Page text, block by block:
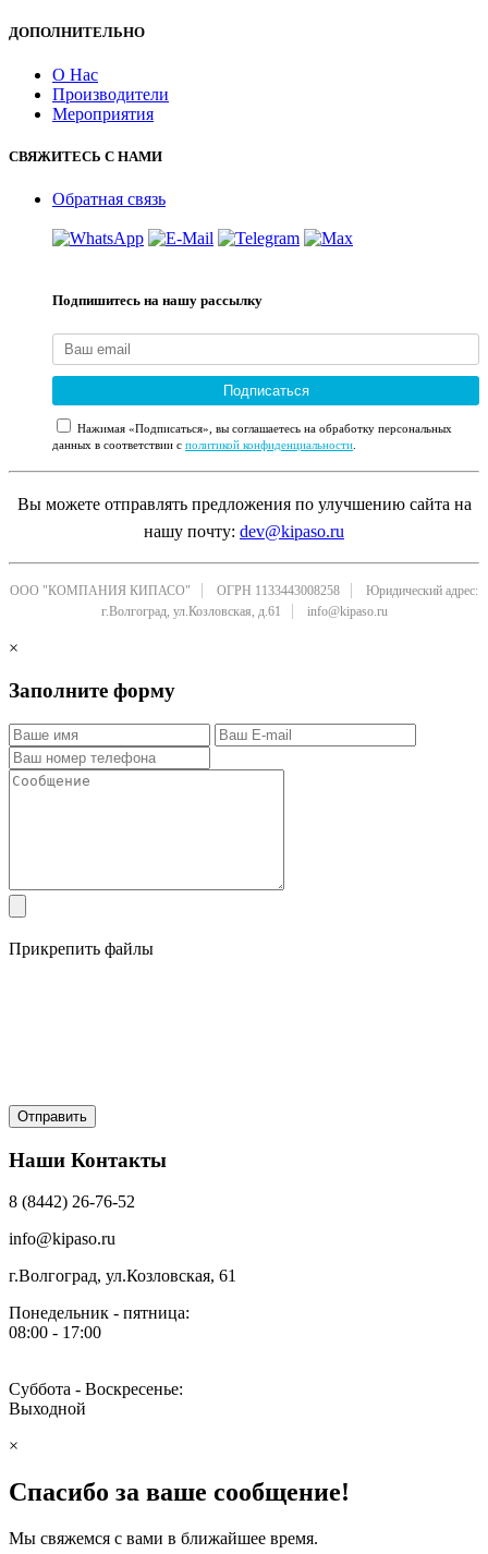
ДОПОЛНИТЕЛЬНО
О Нас
Производители
Мероприятия
СВЯЖИТЕСЬ С НАМИ
Обратная связь
Подпишитесь на нашу рассылку
Подписаться
Нажимая «Подписаться», вы соглашаетесь на обработку персональных
данных в соответствии с политикой конфиденциальности
Вы можете отправлять предложения по улучшению сайта на
нашу почту: dev@kipaso.ru
ООО "КОМПАНИЯ КИПАСО" ОГРН 1133443008258
Юридический адрес:
г.Волгоград, ул.Козловская, д.61
info@kipaso.ru
×
Заполните форму
Прикрепить файлы
Наши Контакты
8 (8442) 26-76-52
info@kipaso.ru
г.Волгоград, ул.Козловская, 61
Понедельник - пятница:
08:00 - 17:00
Суббота - Воскресенье:
Выходной
×
Спасибо за ваше сообщение!
Мы свяжемся с вами в ближайшее время.